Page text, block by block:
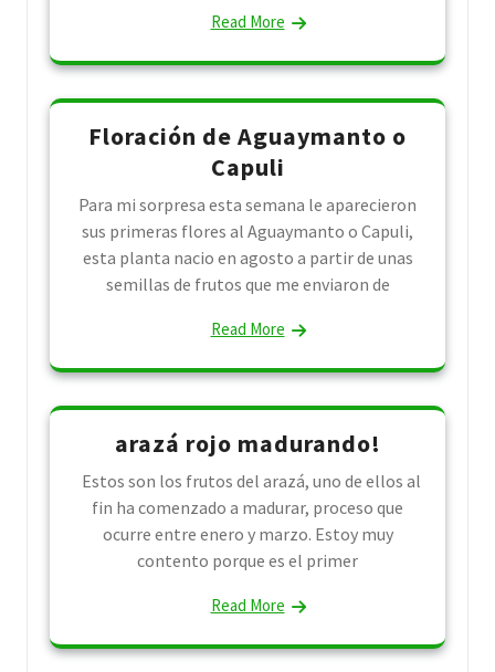
Read More
Floración de Aguaymanto o
Capuli
Para mi sorpresa esta semana le aparecieron
sus primeras flores al Aguaymanto o Capuli,
esta planta nacio en agosto a partir de unas
semillas de frutos que me enviaron de
Read More
arazá rojo madurando!
Estos son los frutos del arazá, uno de ellos al
fin ha comenzado a madurar, proceso que
ocurre entre enero y marzo. Estoy muy
contento porque es el primer
Read More